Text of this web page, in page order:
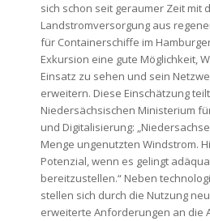
sich schon seit geraumer Zeit mit
Landstromversorgung aus
für Containerschiffe im
Exkursion eine gute Möglichkeit,
Einsatz zu sehen und sein
erweitern. Diese Einschätzung
Niedersächsischen Ministerium
und Digitalisierung:
Menge ungenutzten Windstrom.
Potenzial, wenn es gelingt
bereitzustellen.“ Neben
stellen sich durch die Nutzung
erweiterte Anforderungen an die